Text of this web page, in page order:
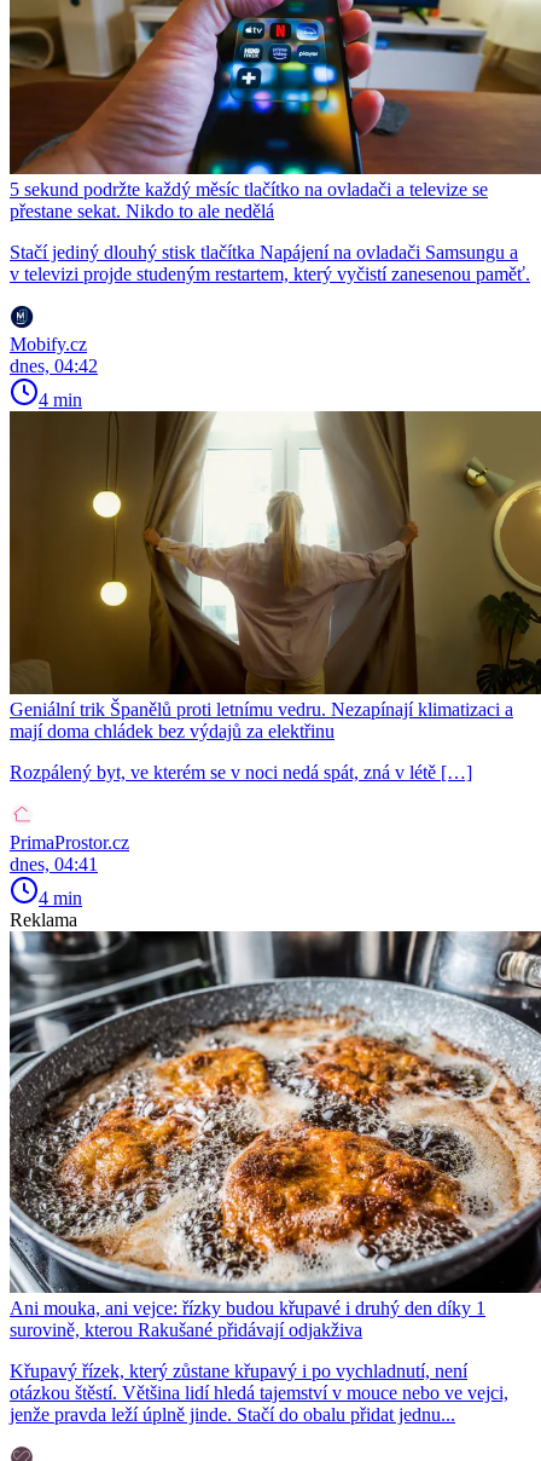
5 sekund podržte každý měsíc tlačítko na ovladači a televize se
přestane sekat. Nikdo to ale nedělá
Stačí jediný dlouhý stisk tlačítka Napájení na ovladači Samsungu a
v televizi projde studeným restartem, který vyčistí zanesenou paměť.
Mobify.cz
dnes, 04:42
4 min
Geniální trik Španělů proti letnímu vedru. Nezapínají klimatizaci a
mají doma chládek bez výdajů za elektřinu
Rozpálený byt, ve kterém se v noci nedá spát, zná v létě […]
PrimaProstor.cz
dnes, 04:41
4 min
Reklama
Ani mouka, ani vejce: řízky budou křupavé i druhý den díky 1
surovině, kterou Rakušané přidávají odjakživa
Křupavý řízek, který zůstane křupavý i po vychladnutí, není
otázkou štěstí. Většina lidí hledá tajemství v mouce nebo ve vejci,
jenže pravda leží úplně jinde. Stačí do obalu přidat jednu...